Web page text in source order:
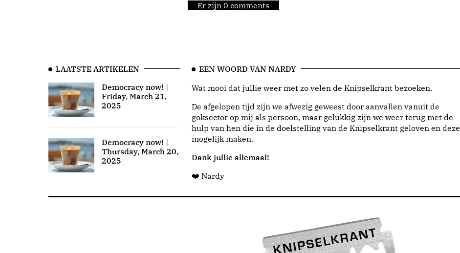
Er zijn 0 comments
LAATSTE ARTIKELEN
Democracy now! |
Friday, March 21,
2025
Democracy now! |
Thursday, March 20,
2025
EEN WOORD VAN NARDY
Wat mooi dat jullie weer met zo velen de Knipselkrant bezoeken.
De afgelopen tijd zijn we afwezig geweest door aanvallen vanuit de
goksector op mij als persoon, maar gelukkig zijn we weer terug met de
hulp van hen die in de doelstelling van de Knipselkrant geloven en deze
mogelijk maken.
Dank jullie allemaal!
❤️ Nardy